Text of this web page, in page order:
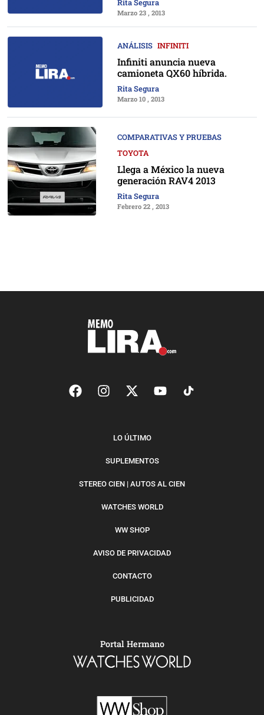
Rita Segura
Marzo 23 , 2013
ANÁLISIS INFINITI
Infiniti anuncia nueva
camioneta QX60 híbrida.
Rita Segura
Marzo 10 , 2013
COMPARATIVAS Y PRUEBAS
TOYOTA
Llega a México la nueva
generación RAV4 2013
Rita Segura
Febrero 22 , 2013
LO ÚLTIMO
SUPLEMENTOS
STEREO CIEN | AUTOS AL CIEN
WATCHES WORLD
WW SHOP
AVISO DE PRIVACIDAD
CONTACTO
PUBLICIDAD
Portal Hermano